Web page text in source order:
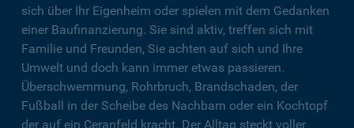
sich über Ihr Eigenheim oder spielen mit dem Gedanken
einer Baufinanzierung. Sie sind aktiv, treffen sich mit
Familie und Freunden, Sie achten auf sich und Ihre
Umwelt und doch kann immer etwas passieren.
Überschwemmung, Rohrbruch, Brandschaden, der
Fußball in der Scheibe des Nachbarn oder ein Kochtopf
der auf ein Ceranfeld kracht. Der Alltag steckt voller